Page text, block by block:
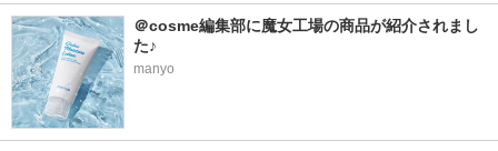
＠cosme編集部に魔女工場の商品が紹介されまし
た♪
manyo